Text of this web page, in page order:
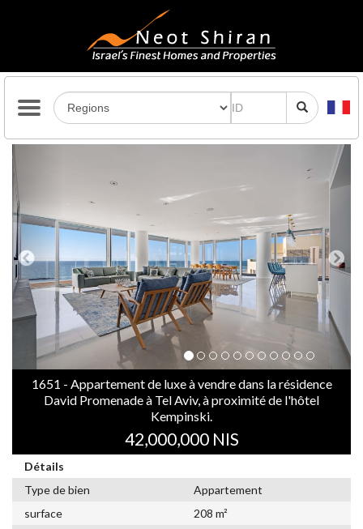
Previous Next
1651 - Appartement de luxe à vendre dans la résidence
David Promenade à Tel Aviv, à proximité de l'hôtel
Kempinski.
42,000,000 NIS
Détails
Type de bien
Appartement
surface
208 m²